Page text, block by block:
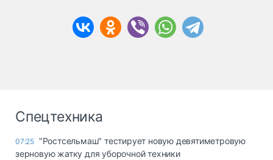
Спецтехника
07:25 "Ростсельмаш" тестирует новую девятиметровую
зерновую жатку для уборочной техники